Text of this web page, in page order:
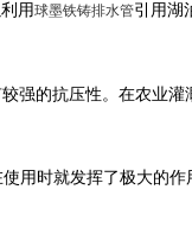
用球墨铁铸排水管引用湖
强的抗压性。在农业
用时就发挥了极大的